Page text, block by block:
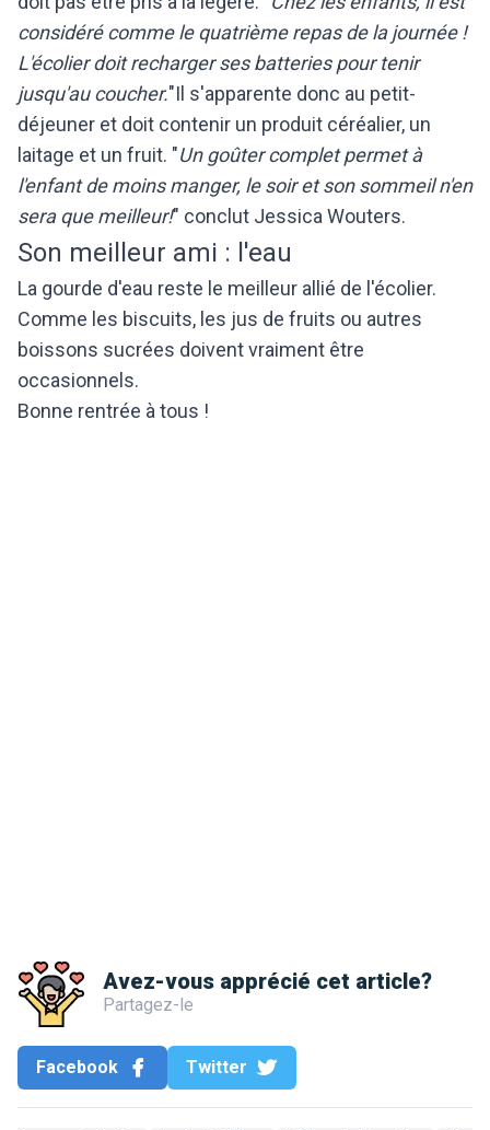
considéré comme le quatrième repas de la journée !
L'écolier doit recharger ses batteries pour tenir
jusqu'au coucher."Il s'apparente donc au petit-
déjeuner et doit contenir un produit céréalier, un
laitage et un fruit. "Un goûter complet permet à
l'enfant de moins manger, le soir et son sommeil n'en
sera que meilleur!" conclut Jessica Wouters.
Son meilleur ami : l'eau
La gourde d'eau reste le meilleur allié de l'écolier.
Comme les biscuits, les jus de fruits ou autres
boissons sucrées doivent vraiment être
occasionnels.
Bonne rentrée à tous !
Avez-vous apprécié cet article?
Partagez-le
Facebook Twitter